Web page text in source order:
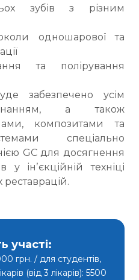
зубів з різним
одношарової та
та полірування
забезпечено усім
а також
композитами та
спеціально
GC для досягнення
у інʼєкційній техніці
участі:
грн. / для студентів,
(від 3 лікарів): 5500